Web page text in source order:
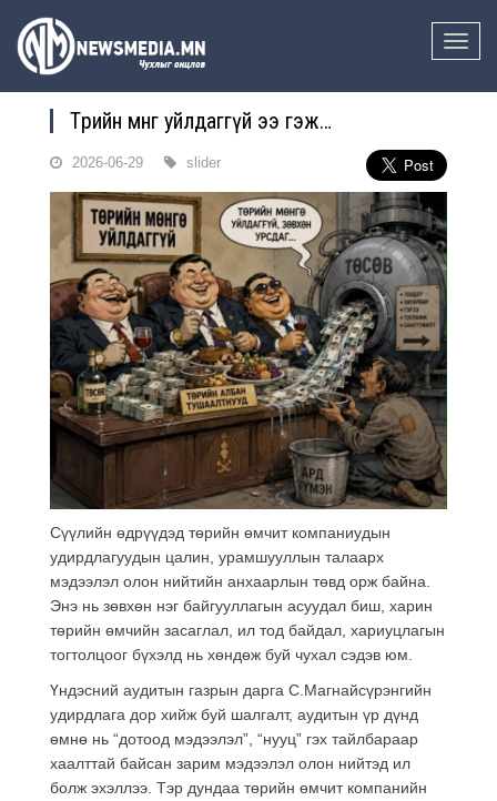
Toggle
Төрийн мөнгө уйлдаггүй ээ гэж…
2026-06-29 slider
Сүүлийн өдрүүдэд төрийн өмчит компаниудын
удирдлагуудын цалин, урамшууллын талаарх
мэдээлэл олон нийтийн анхаарлын төвд орж байна.
Энэ нь зөвхөн нэг байгууллагын асуудал биш, харин
төрийн өмчийн засаглал, ил тод байдал, хариуцлагын
тогтолцоог бүхэлд нь хөндөж буй чухал сэдэв юм.
Үндэсний аудитын газрын дарга С.Магнайсүрэнгийн
удирдлага дор хийж буй шалгалт, аудитын үр дүнд
өмнө нь “дотоод мэдээлэл”, “нууц” гэх тайлбараар
хаалттай байсан зарим мэдээлэл олон нийтэд ил
болж эхэллээ. Тэр дундаа төрийн өмчит компанийн